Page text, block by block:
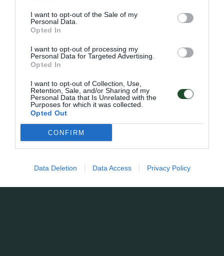
I want to opt-out of the Sale of my
Personal Data.
Opted In
I want to opt-out of processing my
Personal Data for Targeted Advertising.
Opted In
I want to opt-out of Collection, Use,
Retention, Sale, and/or Sharing of my
Personal Data that Is Unrelated with the
Purposes for which it was collected.
Opted Out
CONFIRM
Data Deletion Data Access Privacy Policy